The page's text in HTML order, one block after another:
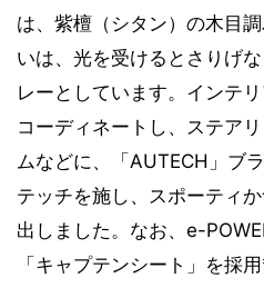
は、紫檀（シタン）の木目
いは、光を受けるとさりげ
レーとしています。インテ
コーディネートし、ステア
ムなどに、「AUTECH」ブ
テッチを施し、スポーティ
出しました。なお、e-
「キャプテンシート」を採